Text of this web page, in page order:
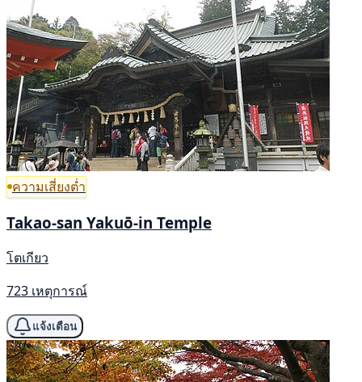
ความเสี่ยงต่ำ
Takao-san Yakuō-in Temple
โตเกียว
723 เหตุการณ์
แจ้งเตือน